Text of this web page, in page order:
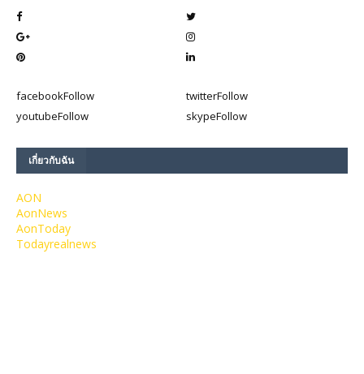
facebookFollow twitterFollow
youtubeFollow skypeFollow
เกี่ยวกับฉัน
AON
AonNews
AonToday
Todayrealnews